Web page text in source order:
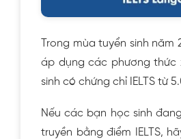
Trong mùa tuyển sinh
áp dụng các phương thức
sinh có chứng chỉ IELTS từ
Nếu các bạn học sinh
truyền bằng điểm IELTS,